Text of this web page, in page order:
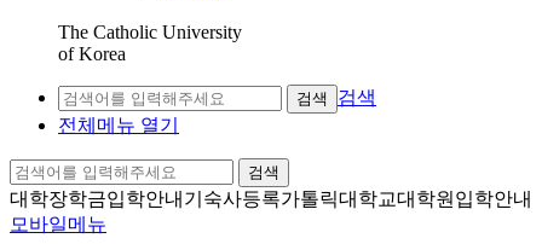
The Catholic University
of Korea
검색
검색
전체메뉴 열기
검색
대학장학금입학안내 기숙사등록가톨릭대학교대학원입학안내
모바일메뉴